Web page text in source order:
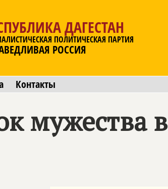
ДАГЕСТАН
ПОЛИТИЧЕСКАЯ ПАРТИЯ
РОССИЯ
Контакты
мужества в